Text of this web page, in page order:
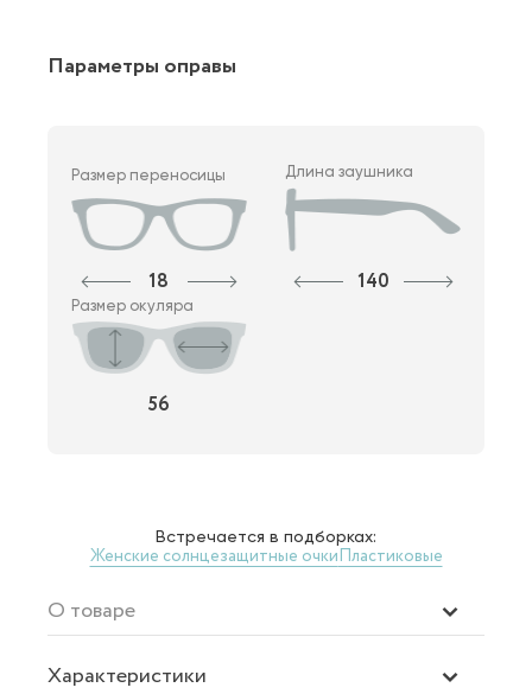
Параметры оправы
Размер переносицы
18
Длина заушника
140
Размер окуляра
56
Встречается в подборках:
Женские солнцезащитные очкиПластиковые
О товаре
Характеристики